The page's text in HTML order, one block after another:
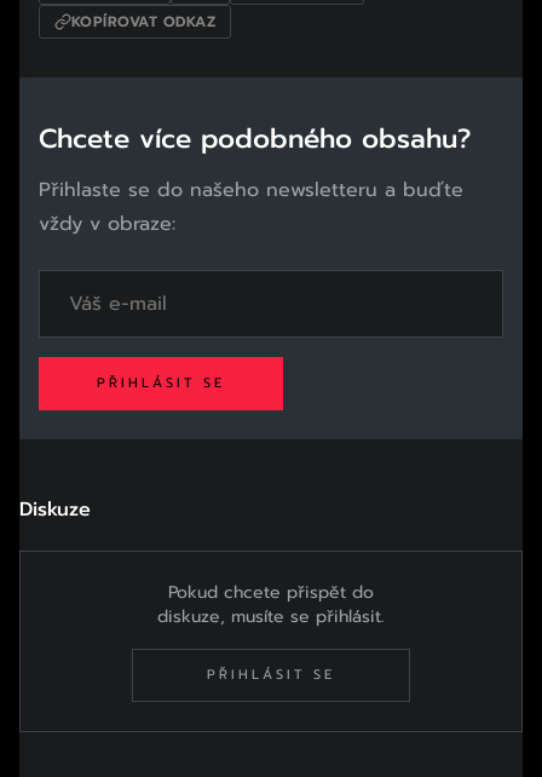
KOPÍROVAT ODKAZ
Chcete více podobného obsahu?
Přihlaste se do našeho newsletteru a buďte
vždy v obraze:
PŘIHLÁSIT SE
Diskuze
Pokud chcete přispět do
diskuze, musíte se přihlásit.
PŘIHLÁSIT SE